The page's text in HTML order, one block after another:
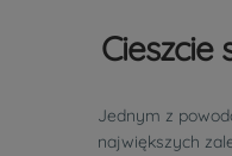
Jednym z
największych